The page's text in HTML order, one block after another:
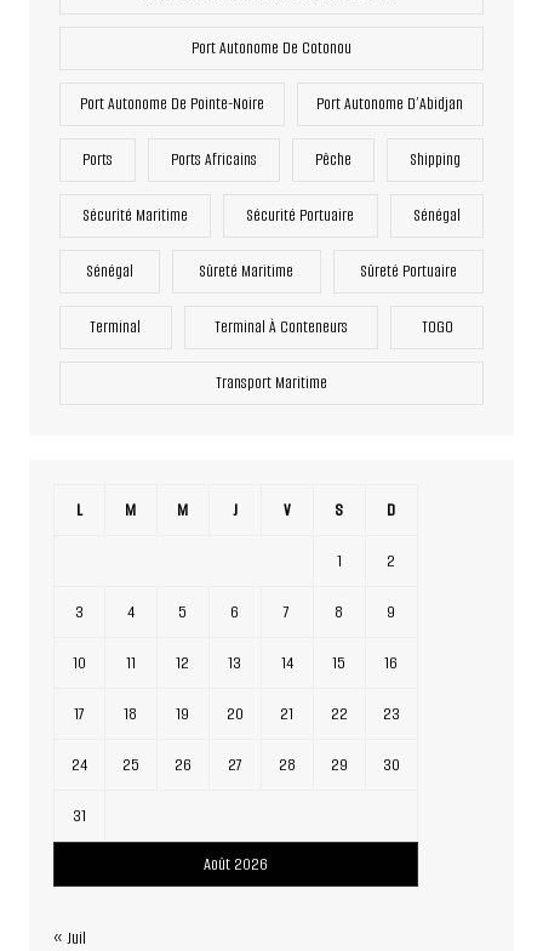
Port Autonome De Cotonou
Port Autonome De Pointe-Noire Port Autonome D’Abidjan
Ports Ports Africains Pêche Shipping
Sécurité Maritime Sécurité Portuaire Sénégal
Sénégal Sûreté Maritime Sûreté Portuaire
Terminal Terminal À Conteneurs TOGO
Transport Maritime
Août 2026
L M M J V S D
1 2
3 4 5 6 7 8 9
10 11 12 13 14 15 16
17 18 19 20 21 22 23
24 25 26 27 28 29 30
31
« Juil